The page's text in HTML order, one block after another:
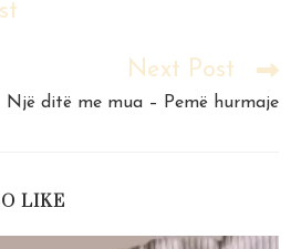
Next Post
Një ditë me mua – Pemë hurmaje
LIKE